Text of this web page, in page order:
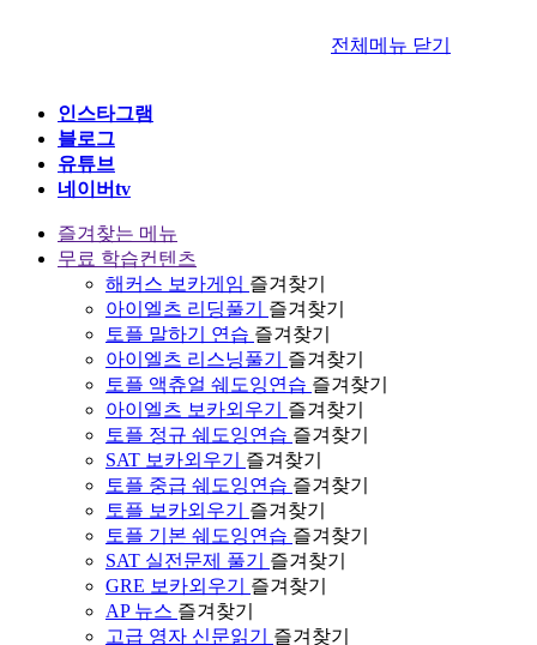
전체메뉴 닫기
인스타그램
블로그
유튜브
네이버tv
즐겨찾는 메뉴
무료 학습컨텐츠
해커스 보카게임 즐겨찾기
아이엘츠 리딩풀기
즐겨찾기
토플 말하기 연습 즐겨찾기
아이엘츠 리스닝풀기
즐겨찾기
토플 액츄얼 쉐도잉연습 즐겨찾기
아이엘츠 보카외우기
즐겨찾기
토플 정규 쉐도잉연습 즐겨찾기
SAT 보카외우기
즐겨찾기
토플 중급 쉐도잉연습 즐겨찾기
토플 보카외우기
즐겨찾기
토플 기본 쉐도잉연습 즐겨찾기
SAT 실전문제 풀기
즐겨찾기
GRE 보카외우기
즐겨찾기
AP 뉴스 즐겨찾기
고급 영자 신문읽기
즐겨찾기